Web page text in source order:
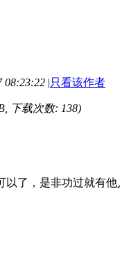
08:23:22 |只看该作者
下载次数: 138)
以了，是非功过就有